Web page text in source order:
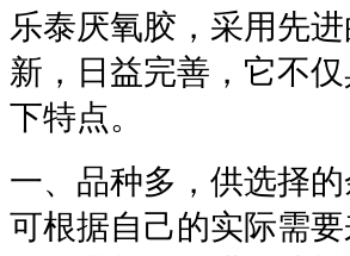
乐泰厌氧胶，采用先
新，日益完善，它不
下特点。
一、品种多，供选择
可根据自己的实际需